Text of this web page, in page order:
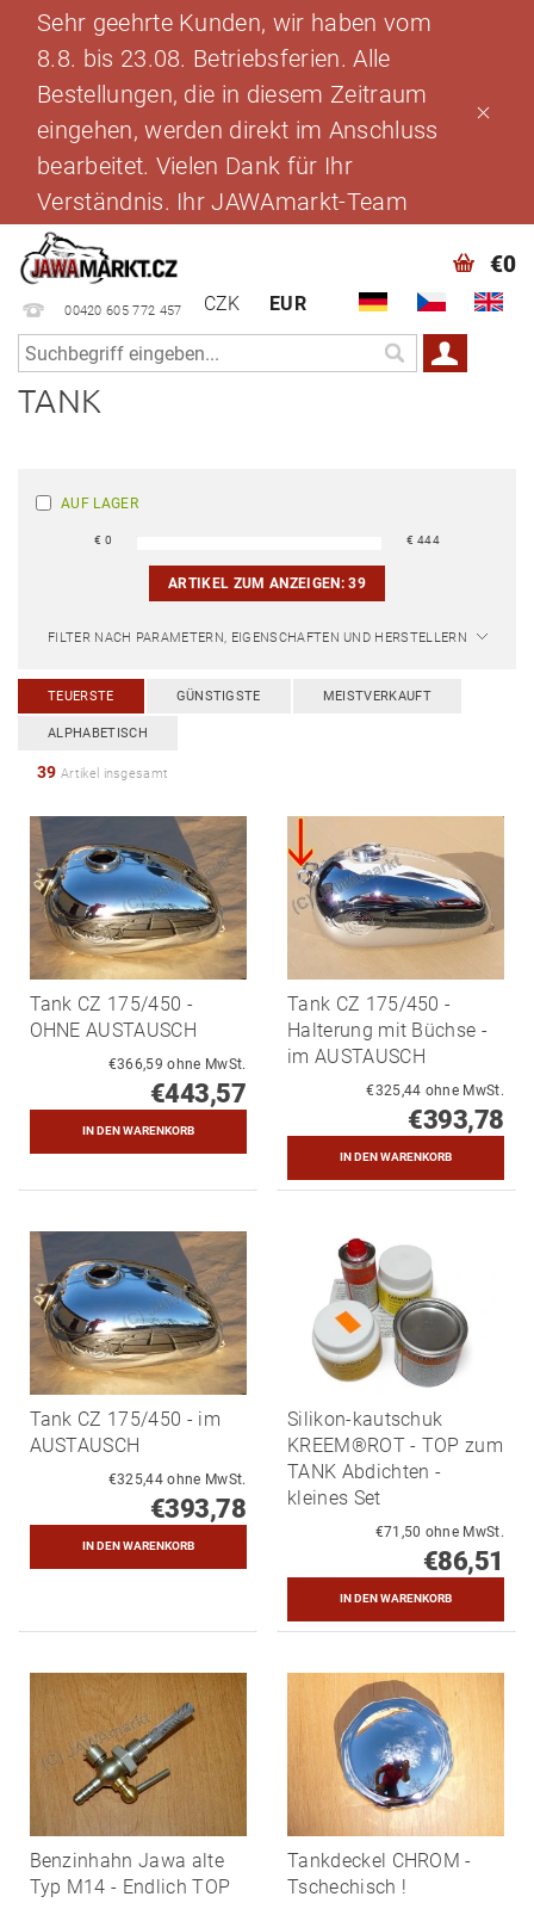
Sehr geehrte Kunden, wir haben vom
8.8. bis 23.08. Betriebsferien. Alle
Bestellungen, die in diesem Zeitraum
eingehen, werden direkt im Anschluss
bearbeitet. Vielen Dank für Ihr
Verständnis. Ihr JAWAmarkt-Team
00420 605 772 457 CZK EUR
€0
TANK
AUF LAGER
€0 € 444
ARTIKEL ZUM ANZEIGEN:39
FILTER NACH PARAMETERN, EIGENSCHAFTEN UND HERSTELLERN
TEUERSTE GÜNSTIGSTE MEISTVERKAUFT
ALPHABETISCH
39 Artikel insgesamt
Tank CZ 175/450 -
OHNE AUSTAUSCH
€366,59 ohne MwSt.
€443,57
Tank CZ 175/450 -
Halterung mit Büchse -
im AUSTAUSCH
€325,44 ohne MwSt.
€393,78
Tank CZ 175/450 - im
AUSTAUSCH
€325,44 ohne MwSt.
€393,78
Silikon-kautschuk
KREEM®ROT - TOP zum
TANK Abdichten -
kleines Set
€71,50 ohne MwSt.
€86,51
Benzinhahn Jawa alte
Typ M14 - Endlich TOP
Tankdeckel CHROM -
Tschechisch !